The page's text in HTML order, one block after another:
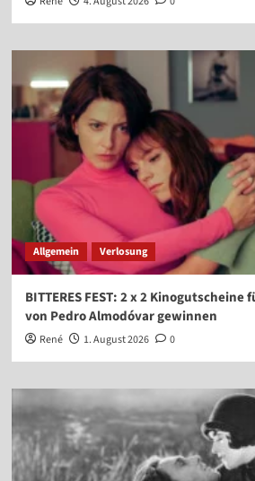
Allgemein Verlosung
BITTERES FEST: 2 x 2
von Pedro Almodóvar gewinnen
René 1. August 2026 0